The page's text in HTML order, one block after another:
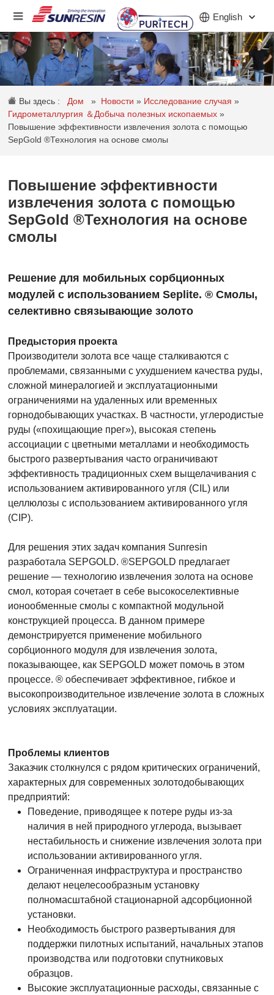
English
КОМПАНИЯ
ПРОДУКТ
ПРИЛОЖЕНИЕ
НОВОСТИ
КАРЬЕРА
Вы здесь : Дом » Новости» Исследование случая»
Гидрометаллургия ＆Добыча полезных ископаемых»
Повышение эффективности извлечения золота с помощью
SepGold ®Технология на основе смолы
Повышение эффективности
извлечения золота с помощью
SepGold ®Технология на основе
смолы
Решение для мобильных сорбционных
модулей с использованием Seplite. ® Смолы,
селективно связывающие золото
Предыстория проекта
Производители золота все чаще сталкиваются с
проблемами, связанными с ухудшением качества руды,
сложной минералогией и эксплуатационными
ограничениями на удаленных или временных
горнодобывающих участках. В частности, углеродистые
руды («похищающие прег»), высокая степень
ассоциации с цветными металлами и необходимость
быстрого развертывания часто ограничивают
эффективность традиционных схем выщелачивания с
использованием активированного угля (CIL) или
целлюлозы с использованием активированного угля
(CIP).
Для решения этих задач компания Sunresin
разработала SEPGOLD. ®SEPGOLD предлагает
решение — технологию извлечения золота на основе
смол, которая сочетает в себе высокоселективные
ионообменные смолы с компактной модульной
конструкцией процесса. В данном примере
демонстрируется применение мобильного
сорбционного модуля для извлечения золота,
показывающее, как SEPGOLD может помочь в этом
процессе. ® обеспечивает эффективное, гибкое и
высокопроизводительное извлечение золота в сложных
условиях эксплуатации.
Проблемы клиентов
Заказчик столкнулся с рядом критических ограничений,
характерных для современных золотодобывающих
предприятий:
Поведение, приводящее к потере руды из-за
наличия в ней природного углерода, вызывает
нестабильность и снижение извлечения золота при
использовании активированного угля.
Ограниченная инфраструктура и пространство
делают нецелесообразным установку
полномасштабной стационарной адсорбционной
установки.
Необходимость быстрого развертывания для
поддержки пилотных испытаний, начальных этапов
производства или подготовки спутниковых
образцов.
Высокие эксплуатационные расходы, связанные с